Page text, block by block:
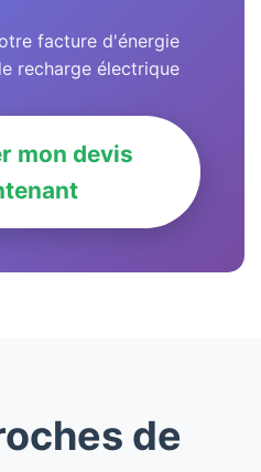
facture d'énergie
recharge électrique
mon devis
de